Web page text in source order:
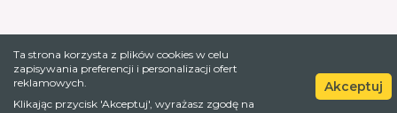
Ta strona korzysta z plików cookies w celu
zapisywania preferencji i personalizacji ofert
reklamowych.
Klikając przycisk 'Akceptuj', wyrażasz zgodę na
Akceptuj